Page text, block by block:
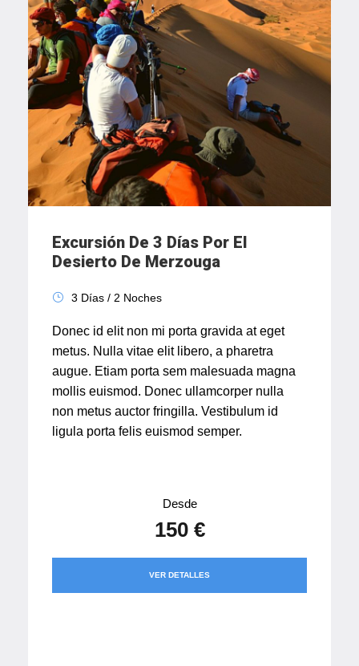
Excursión De 3 Días Por El
Desierto De Merzouga
3 Días / 2 Noches
Donec id elit non mi porta gravida at eget
metus. Nulla vitae elit libero, a pharetra
augue. Etiam porta sem malesuada magna
mollis euismod. Donec ullamcorper nulla
non metus auctor fringilla. Vestibulum id
ligula porta felis euismod semper.
Desde
150 €
VER DETALLES